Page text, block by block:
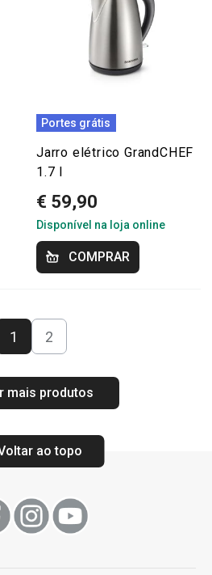
Portes grátis
Jarro elétrico GrandCHEF
1.7 l
€ 59,90
Disponível na loja online
COMPRAR
1 2
mais produtos
ao topo